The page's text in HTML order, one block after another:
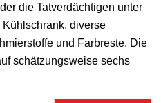
die Tatverdächtigen unter
diverse
und Farbreste. Die
schätzungsweise sechs